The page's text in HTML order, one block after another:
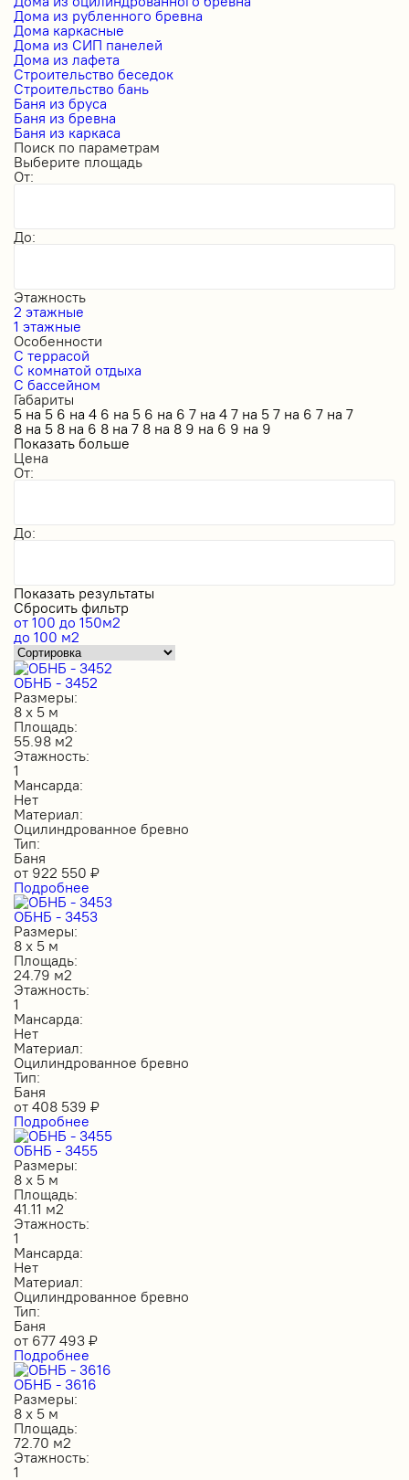
Дома из рубленного бревна
Дома каркасные
Дома из СИП панелей
Дома из лафета
Строительство беседок
Строительство бань
Баня из бруса
Баня из бревна
Баня из каркаса
Поиск по параметрам
Выберите площадь
От:
До:
Этажность
2 этажные
1 этажные
Особенности
С террасой
С комнатой отдыха
С бассейном
Габариты
5 на 5 6 на 4 6 на 5 6 на 6 7 на 4 7 на 5 7 на 6 7 на 7
8 на 5 8 на 6 8 на 7 8 на 8 9 на 6 9 на 9
Показать больше
Цена
От:
До:
Показать результаты
Сбросить фильтр
от 100 до 150м2
до 100 м2
ОБНБ - 3452
Размеры:
8 х 5 м
Площадь:
55.98 м2
Этажность:
1
Мансарда:
Нет
Материал:
Оцилиндрованное бревно
Тип:
Баня
от 922 550 ₽
Подробнее
ОБНБ - 3453
Размеры:
8 х 5 м
Площадь:
24.79 м2
Этажность:
1
Мансарда:
Нет
Материал:
Оцилиндрованное бревно
Тип:
Баня
от 408 539 ₽
Подробнее
ОБНБ - 3455
Размеры:
8 х 5 м
Площадь:
41.11 м2
Этажность:
1
Мансарда:
Нет
Материал:
Оцилиндрованное бревно
Тип:
Баня
от 677 493 ₽
Подробнее
ОБНБ - 3616
Размеры:
8 х 5 м
Площадь:
72.70 м2
Этажность:
1